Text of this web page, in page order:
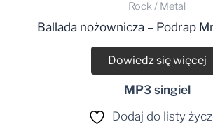
Rock / Metal
Ballada nożownicza – Podrap
Dowiedz się więcej
MP3 singiel
Dodaj do listy